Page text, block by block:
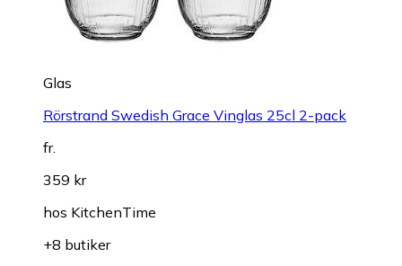
Glas
Rörstrand Swedish Grace Vinglas 25cl 2-pack
fr.
359 kr
hos KitchenTime
+8 butiker